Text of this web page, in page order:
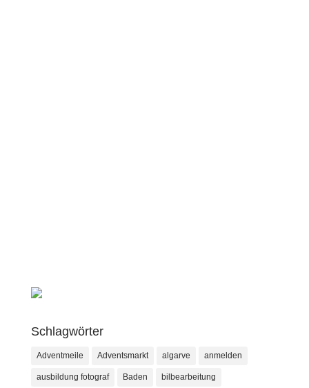
Schlagwörter
Adventmeile Adventsmarkt algarve anmelden
ausbildung fotograf Baden bilbearbeitung